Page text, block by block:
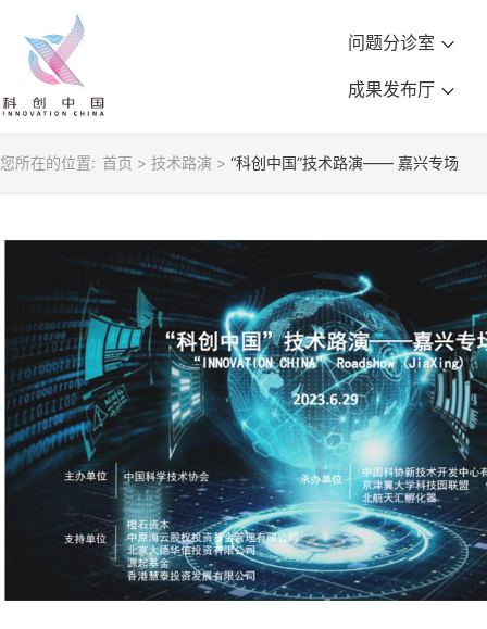
问题分诊室
成果发布厅
您所在的位置: 首页 > 技术路演 > “科创中国”技术路演—— 嘉兴专场